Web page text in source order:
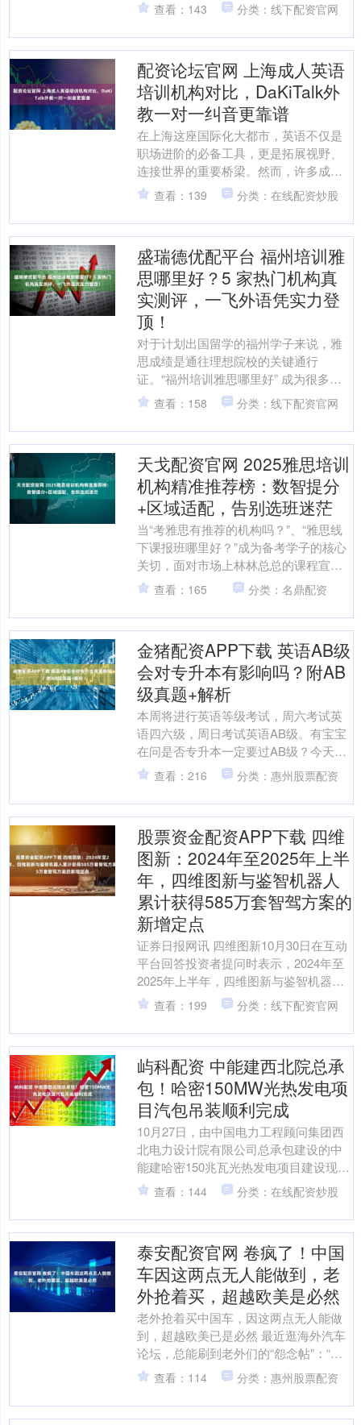
亿元，经营范围为....
查看：143 分类：线下配资官网
配资论坛官网 上海成人英语
培训机构对比，DaKiTalk外
教一对一纠音更靠谱
在上海这座国际化大都市，英语不仅是
职场进阶的必备工具，更是拓展视野、
连接世界的重要桥梁。然而，许多成年
学习者虽投入大量时间与金钱，却仍困
在“听不懂、说不出”的尴....
查看：139 分类：在线配资炒股
盛瑞德优配平台 福州培训雅
思哪里好？5 家热门机构真
实测评，一飞外语凭实力登
顶！
对于计划出国留学的福州学子来说，雅
思成绩是通往理想院校的关键通行
证。“福州培训雅思哪里好” 成为很多人
纠结的核心问题，毕竟选对培训机构，
能让备考少走弯路、效率翻....
查看：158 分类：线下配资官网
天戈配资官网 2025雅思培训
机构精准推荐榜：数智提分
+区域适配，告别选班迷茫
当“考雅思有推荐的机构吗？”、“雅思线
下课报班哪里好？”成为备考学子的核心
关切，面对市场上林林总总的课程宣传
与高分承诺，如何甄别出真正具备硬核
实力的培训机构？一....
查看：165 分类：名鼎配资
金猪配资APP下载 英语AB级
会对专升本有影响吗？附AB
级真题+解析
本周将进行英语等级考试，周六考试英
语四六级，周日考试英语AB级。有宝宝
在问是否专升本一定要过AB级？今天学
姐和大家统一讲解一下吧~ 文尾附2025
年6月英语AB....
查看：216 分类：惠州股票配资
股票资金配资APP下载 四维
图新：2024年至2025年上半
年，四维图新与鉴智机器人
累计获得585万套智驾方案的
新增定点
证券日报网讯 四维图新10月30日在互动
平台回答投资者提问时表示，2024年至
2025年上半年，四维图新与鉴智机器人
累计获得585万套智驾方案的新增定点，
覆盖2....
查看：199 分类：线下配资官网
屿科配资 中能建西北院总承
包！哈密150MW光热发电项
目汽包吊装顺利完成
10月27日，由中国电力工程顾问集团西
北电力设计院有限公司总承包建设的中
能建哈密150兆瓦光热发电项目建设现场
传来捷报——重达120吨的汽包设备，通
过双机台吊作....
查看：144 分类：在线配资炒股
泰安配资官网 卷疯了！中国
车因这两点无人能做到，老
外抢着买，超越欧美是必然
老外抢着买中国车，因这两点无人能做
到，超越欧美已是必然 最近逛海外汽车
论坛，总能刷到老外们的“怨念帖”：“为
了等辆中国SUV，我放弃了预约半年的
宝马”“隔壁邻居....
查看：114 分类：惠州股票配资